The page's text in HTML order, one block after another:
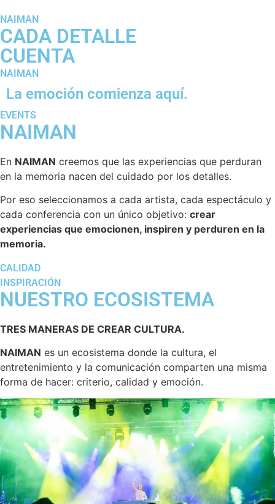
NAIMAN
CADA DETALLE
CUENTA
NAIMAN
La emoción comienza aquí.
EVENTS
NAIMAN
En NAIMAN creemos que las experiencias que perduran
en la memoria nacen del cuidado por los detalles.
Por eso seleccionamos a cada artista, cada espectáculo y
cada conferencia con un único objetivo: crear
experiencias que emocionen, inspiren y perduren en la
memoria.
CALIDAD
INSPIRACIÓN
NUESTRO ECOSISTEMA
TRES MANERAS DE CREAR CULTURA.
NAIMAN es un ecosistema donde la cultura, el
entretenimiento y la comunicación comparten una misma
forma de hacer: criterio, calidad y emoción.